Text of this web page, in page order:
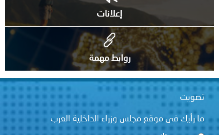
إعلانات
روابط مهمة
تصويت
ما رأيك في موقع مجلس وزراء الداخلية العرب